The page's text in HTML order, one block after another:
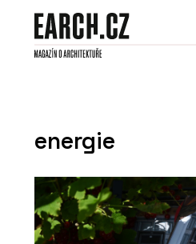
energie